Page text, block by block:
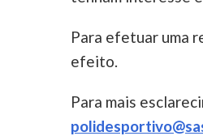
Para efetuar uma
efeito.
Para mais